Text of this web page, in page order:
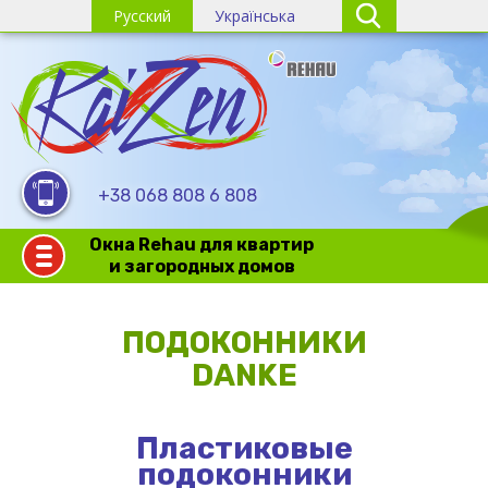
Українська
Русский
Окна Rehau для квартир
и загородных домов
+38 068 808 6 808
ПОДОКОННИКИ
DANKE
Пластиковые
подоконники